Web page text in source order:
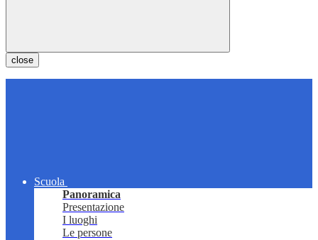
close
Scuola
Panoramica
Presentazione
I luoghi
Le persone